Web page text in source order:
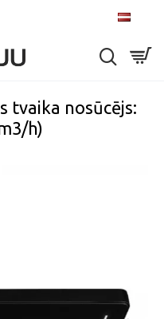
tvaika nosūcējs:
h)